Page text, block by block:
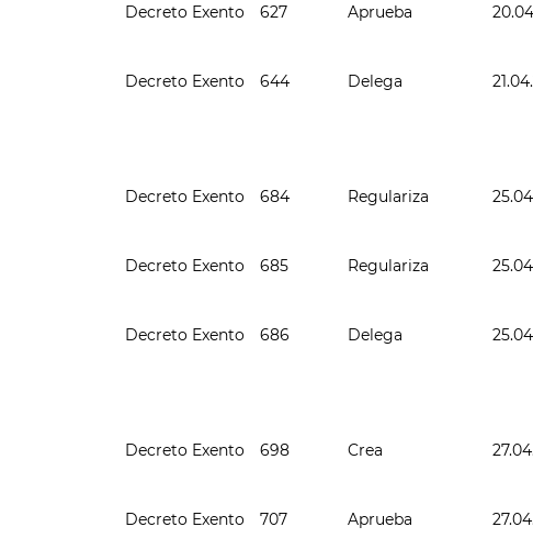
Decreto Exento 627 Aprueba
Decreto Exento 644 Delega
Decreto Exento 684 Regulariza
Decreto Exento 685 Regulariza
Decreto Exento 686 Delega
Decreto Exento 698 Crea
Decreto Exento 707 Aprueba